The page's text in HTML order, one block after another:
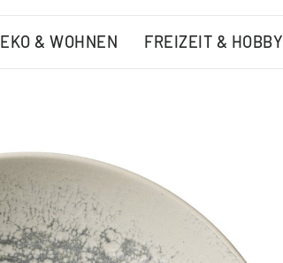
& WOHNEN FREIZEIT & HOBBY